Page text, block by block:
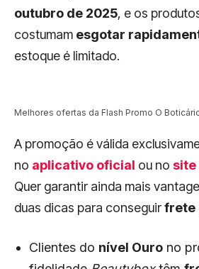
outubro de 2025, e os
costumam esgotar
estoque é limitado.
Melhores ofertas da Flash Promo O
A promoção é válida
no aplicativo oficial ou no site
Quer garantir ainda mais
duas dicas para conseguirfrete
Clientes do nível Ouro no